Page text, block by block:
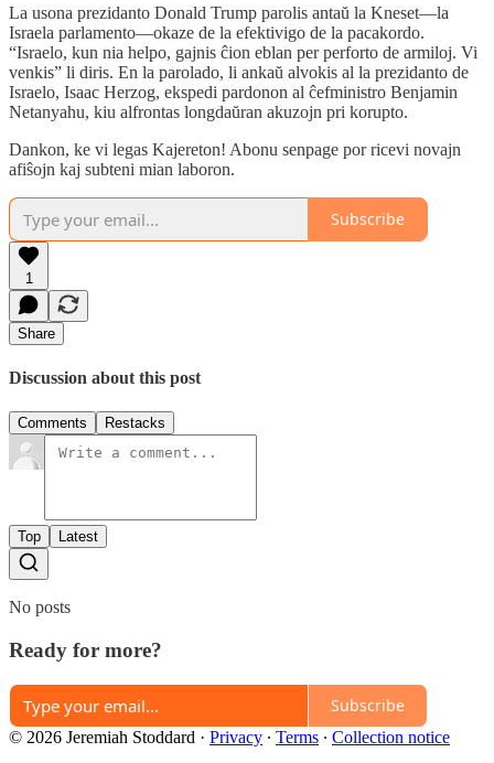
La usona prezidanto Donald Trump parolis antaŭ la Kneset—la
Israela parlamento—okaze de la efektivigo de la pacakordo.
“Israelo, kun nia helpo, gajnis ĉion eblan per perforto de armiloj. Vi
venkis” li diris. En la parolado, li ankaŭ alvokis al la prezidanto de
Israelo, Isaac Herzog, ekspedi pardonon al ĉefministro Benjamin
Netanyahu, kiu alfrontas longdaŭran akuzojn pri korupto.
Dankon, ke vi legas Kajereton! Abonu senpage por ricevi novajn
afiŝojn kaj subteni mian laboron.
Subscribe
1
Share
Discussion about this post
Comments Restacks
Top Latest
No posts
Ready for more?
Subscribe
© 2026 Jeremiah Stoddard · Privacy ∙ Terms ∙ Collection notice